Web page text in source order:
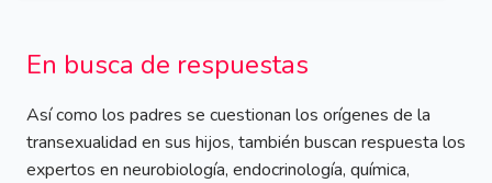
En busca de respuestas
Así como los padres se cuestionan los orígenes de la
transexualidad en sus hijos, también buscan respuesta los
expertos en neurobiología, endocrinología, química,